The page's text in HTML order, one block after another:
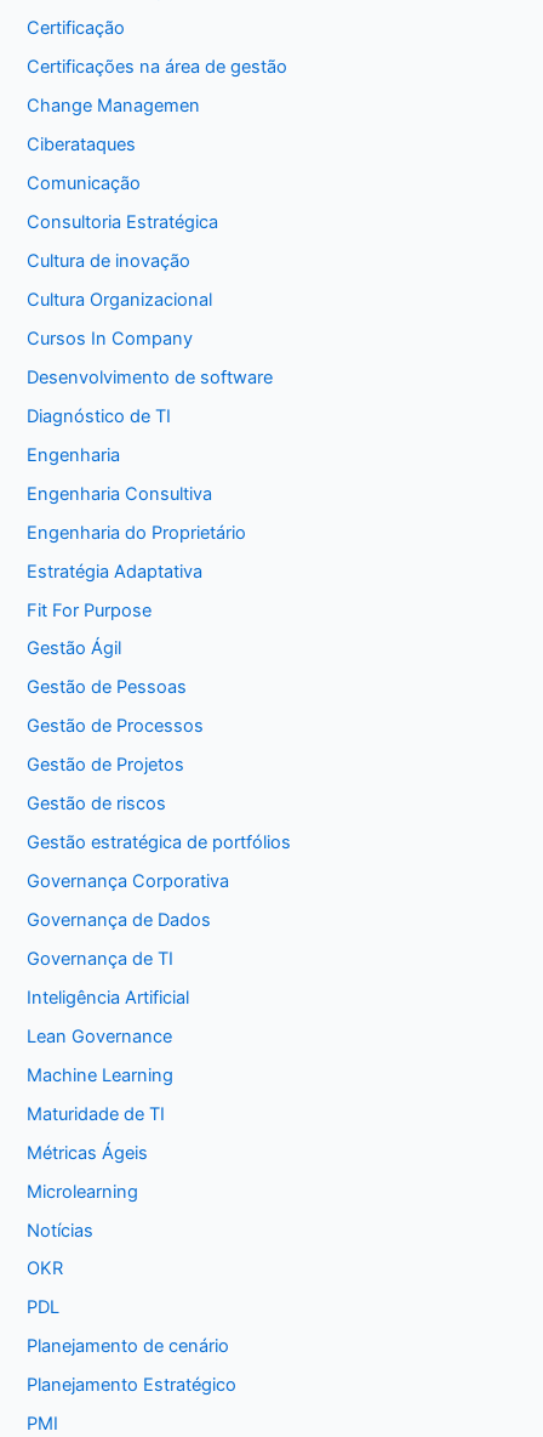
Certificação
Certificações na área de gestão
Change Managemen
Ciberataques
Comunicação
Consultoria Estratégica
Cultura de inovação
Cultura Organizacional
Cursos In Company
Desenvolvimento de software
Diagnóstico de TI
Engenharia
Engenharia Consultiva
Engenharia do Proprietário
Estratégia Adaptativa
Fit For Purpose
Gestão Ágil
Gestão de Pessoas
Gestão de Processos
Gestão de Projetos
Gestão de riscos
Gestão estratégica de portfólios
Governança Corporativa
Governança de Dados
Governança de TI
Inteligência Artificial
Lean Governance
Machine Learning
Maturidade de TI
Métricas Ágeis
Microlearning
Notícias
OKR
PDL
Planejamento de cenário
Planejamento Estratégico
PMI